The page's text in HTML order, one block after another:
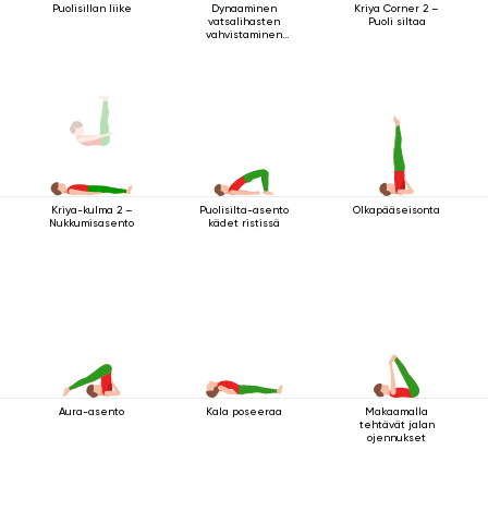
Puolisillan liike
Dynaaminen
vatsalihasten
vahvistaminen
Kriya Corner 2 –
Puoli siltaa
Kriya-kulma 2 –
Nukkumisasento
Puolisilta-asento
kädet ristissä
Olkapääseisonta
Aura-asento Kala poseeraa
Makaamalla
tehtävät jalan
ojennukset